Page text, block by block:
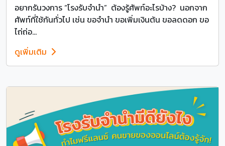
อยากรันวงการ “โรงรับจำนำ” ต้องรู้ศัพท์อะไรบ้าง? นอกจาก
ศัพท์ที่ใช้กันทั่วไป เช่น ขอจำนำ ขอเพิ่มเงินต้น ขอลดดอก ขอ
ไถ่ถ่อ...
ดูเพิ่มเติม